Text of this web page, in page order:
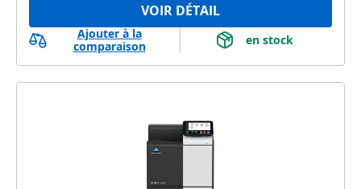
VOIR DÉTAIL
Ajouter à la
comparaison
en stock